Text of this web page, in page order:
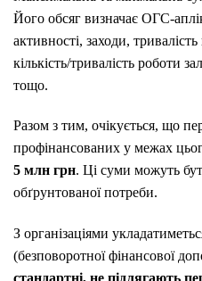
Його обсяг визначає ОГС-
активності, заходи,
кількість/тривалість роботи
тощо.
Разом з тим, очікується, що
профінансованих у межах
5 млн грн. Ці суми можуть
обґрунтованої потреби.
З організаціями
(безповоротної фінансової